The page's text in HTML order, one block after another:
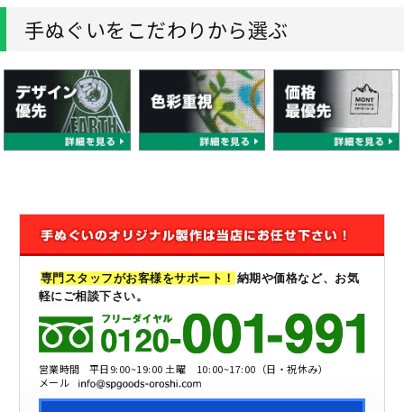
手ぬぐいをこだわりから選ぶ
専門スタッフがお客様をサポート！ 納期や価格など、お気
軽にご相談下さい。
営業時間
平日9:00~19:00 土曜 10:00~17:00（日・祝休み）
メール